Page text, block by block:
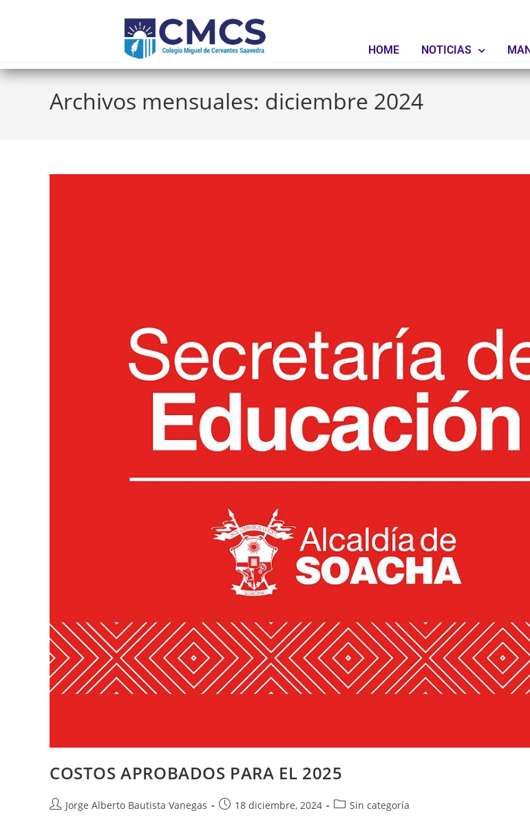
HOME NOTICIAS
Archivos mensuales: diciembre 2024
COSTOS APROBADOS PARA EL 2025
Jorge Alberto Bautista Vanegas 18 diciembre, 2024 Sin categoría